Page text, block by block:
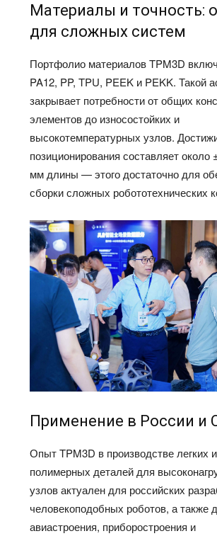
Материалы и точность:
для сложных систем
Портфолио материалов TPM3D
PA12, PP, TPU, PEEK и PEKK. Такой
закрывает потребности от общих
элементов до износостойких и
высокотемпературных узлов.
позиционирования составляет около
мм длины — этого достаточно для
сборки сложных робототехнических
Применение в России и
Опыт TPM3D в производстве легких
полимерных деталей для
узлов актуален для российских
человекоподобных роботов, а также
авиастроения, приборостроения и